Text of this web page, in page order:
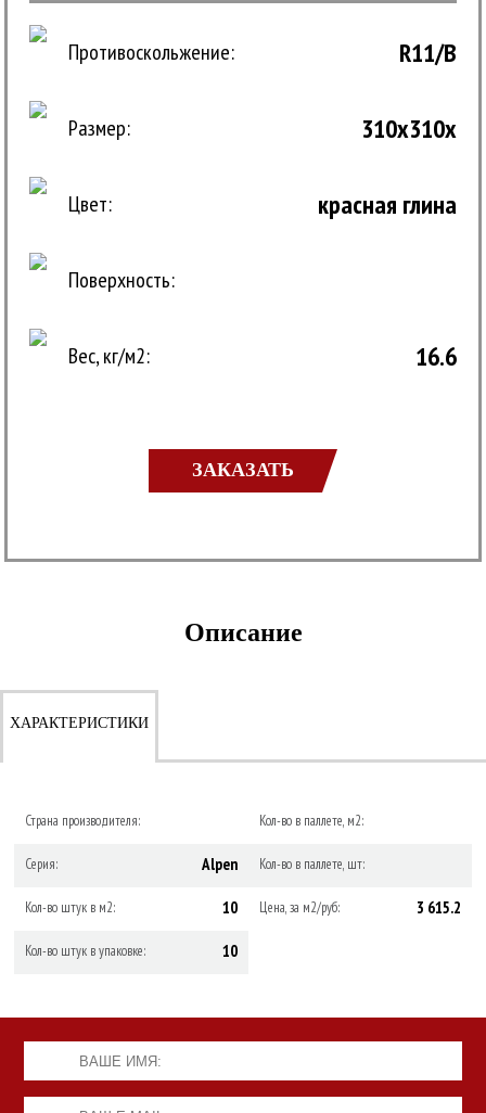
Противоскольжение: R11/B
Размер: 310x310x
Цвет: красная глина
Поверхность:
Вес, кг/м2: 16.6
ЗАКАЗАТЬ
Описание
ХАРАКТЕРИСТИКИ
Страна производителя:
Серия: Alpen
Кол-во штук в м2: 10
Кол-во штук в упаковке: 10
Кол-во в паллете, м2:
Кол-во в паллете, шт:
Цена, за м2/руб: 3 615.2